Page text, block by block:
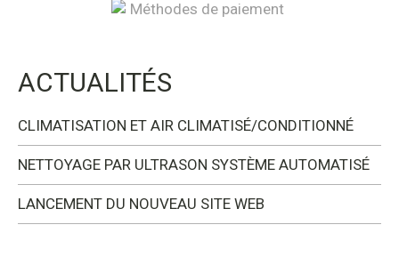
ACTUALITÉS
CLIMATISATION ET AIR CLIMATISÉ/CONDITIONNÉ
NETTOYAGE PAR ULTRASON SYSTÈME AUTOMATISÉ
LANCEMENT DU NOUVEAU SITE WEB